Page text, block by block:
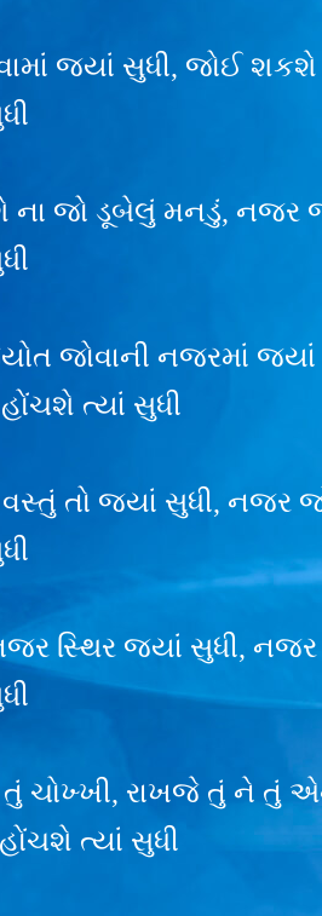
જ્યાં સુધી, જોઈ
ના જો ડૂબેલું મનડું,
જોવાની નજરમાં
ત્યાં સુધી
વસ્તું તો જ્યાં સુધી, નજર
સ્થિર જ્યાં સુધી,
ચોખ્ખી, રાખજે તું ને તું
ત્યાં સુધી